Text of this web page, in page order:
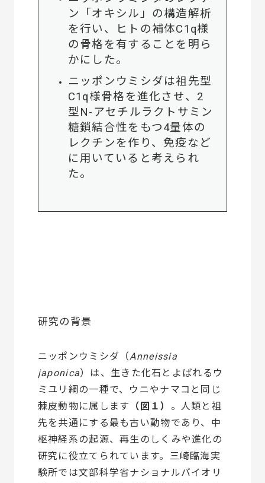
ン「オキシル」の構造解析
を行い、ヒトの補体C1q様
の骨格を有することを明ら
かにした。
ニッポンウミシダは祖先型
C1q様骨格を進化させ、2
型N-アセチルラクトサミン
糖鎖結合性をもつ4量体の
レクチンを作り、免疫など
に用いていると考えられ
た。
研究の背景
ニッポンウミシダ（Anneissia
japonica）は、生きた化石とよばれるウ
ミユリ綱の一種で、ウニやナマコと同じ
棘皮動物に属します
（図１） 。人類と祖
先を共通にする最も古い動物であり、中
枢神経系の起源、再生のしくみや進化の
研究に役立てられています。三崎臨海実
験所では文部科学省ナショナルバイオリ